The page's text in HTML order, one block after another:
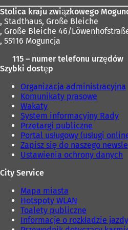
Stolica kraju związkowego
, Stadthaus, Große Bleiche
, Große Bleiche 46/
, 55116 Moguncja
115 – numer telefonu urzędów
Szybki dostęp
Organizacja administracyjna
Komunikaty prasowe
Wakaty
System informacyjny Rady
Przetargi publiczne
Portal usługowy (usługi
Zapisz się do naszego
Ustawienia ochrony danych
City Service
Mapa miasta
Hotspoty WLAN
Toalety publiczne
Informacje o rozkładzie jazdy